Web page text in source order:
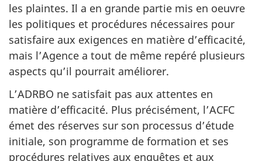
les plaintes. Il a en grande partie mis en oeuvre
les politiques et procédures nécessaires pour
satisfaire aux exigences en matière d’efficacité,
mais l’Agence a tout de même repéré plusieurs
aspects qu’il pourrait améliorer.
L’ADRBO ne satisfait pas aux attentes en
matière d’efficacité. Plus précisément, l’ACFC
émet des réserves sur son processus d’étude
initiale, son programme de formation et ses
procédures relatives aux enquêtes et aux